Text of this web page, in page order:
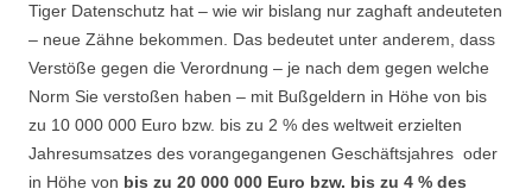
Tiger Datenschutz hat – wie wir bislang nur zaghaft andeuteten
– neue Zähne bekommen. Das bedeutet unter anderem, dass
Verstöße gegen die Verordnung – je nach dem gegen welche
Norm Sie verstoßen haben – mit Bußgeldern in Höhe von bis
zu 10 000 000 Euro bzw. bis zu 2 % des weltweit erzielten
Jahresumsatzes des vorangegangenen Geschäftsjahres oder
in Höhe von bis zu 20 000 000 Euro bzw. bis zu 4 % des